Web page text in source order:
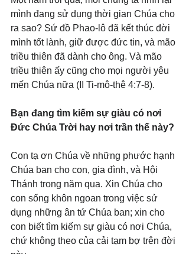
mình đang sử dụng thời gian Chúa cho
ra sao? Sứ đồ Phao-lô đã kết thúc đời
mình tốt lành, giữ được đức tin, và mão
triều thiên đã dành cho ông. Và mão
triều thiên ấy cũng cho mọi người yêu
mến Chúa nữa (II Ti-mô-thê 4:7-8).
Bạn đang tìm kiếm sự giàu có nơi
Đức Chúa Trời hay nơi trần thế này?
Con tạ ơn Chúa về những phước hạnh
Chúa ban cho con, gia đình, và Hội
Thánh trong năm qua. Xin Chúa cho
con sống khôn ngoan trong việc sử
dụng những ân tứ Chúa ban; xin cho
con biết tìm kiếm sự giàu có nơi Chúa,
chứ không theo của cải tạm bợ trên đời